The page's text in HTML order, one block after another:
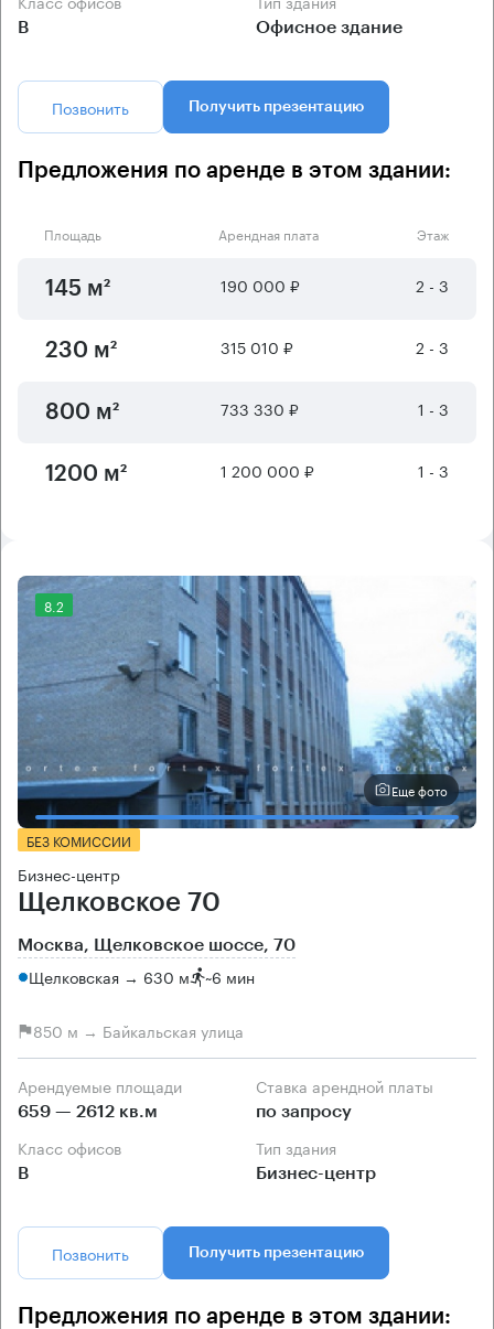
B Офисное здание
Позвонить Получить презентацию
Предложения по аренде в этом здании:
Площадь Арендная плата Этаж
145 м² 190 000 ₽ 2 - 3
230 м² 315 010 ₽ 2 - 3
800 м² 733 330 ₽ 1 - 3
1200 м² 1 200 000 ₽ 1 - 3
8.2
Еще фото
БЕЗ КОМИССИИ
Бизнес-центр
Щелковское 70
Москва, Щелковское шоссе, 70
Щелковская → 630 м ~6 мин
850 м → Байкальская улица
Арендуемые площади
659 — 2612 кв.м
Ставка арендной платы
по запросу
Класс офисов
B
Тип здания
Бизнес-центр
Позвонить Получить презентацию
Предложения по аренде в этом здании: